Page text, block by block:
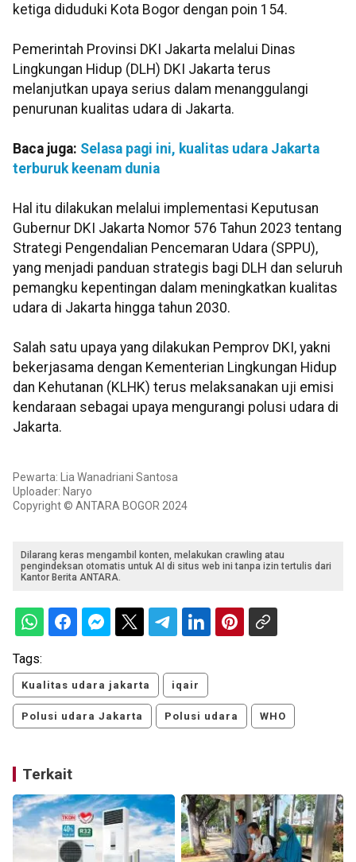
ketiga diduduki Kota Bogor dengan poin 154.
Pemerintah Provinsi DKI Jakarta melalui Dinas
Lingkungan Hidup (DLH) DKI Jakarta terus
melanjutkan upaya serius dalam menanggulangi
penurunan kualitas udara di Jakarta.
Baca juga: Selasa pagi ini, kualitas udara Jakarta
terburuk keenam dunia
Hal itu dilakukan melalui implementasi Keputusan
Gubernur DKI Jakarta Nomor 576 Tahun 2023 tentang
Strategi Pengendalian Pencemaran Udara (SPPU),
yang menjadi panduan strategis bagi DLH dan seluruh
pemangku kepentingan dalam meningkatkan kualitas
udara di Jakarta hingga tahun 2030.
Salah satu upaya yang dilakukan Pemprov DKI, yakni
bekerjasama dengan Kementerian Lingkungan Hidup
dan Kehutanan (KLHK) terus melaksanakan uji emisi
kendaraan sebagai upaya mengurangi polusi udara di
Jakarta.
Pewarta: Lia Wanadriani Santosa
Uploader: Naryo
Copyright © ANTARA BOGOR 2024
Dilarang keras mengambil konten, melakukan crawling atau
pengindeksan otomatis untuk AI di situs web ini tanpa izin tertulis dari
Kantor Berita ANTARA.
Tags:
Kualitas udara jakarta iqair
Polusi udara Jakarta Polusi udara WHO
Terkait